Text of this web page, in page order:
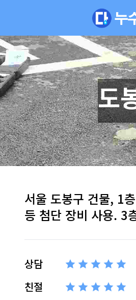
도
서울 도봉구 건물, 1
등 첨단 장비 사용. 3
상담
친절